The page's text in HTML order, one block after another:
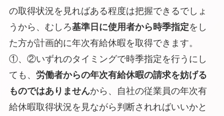
の取得状況を見ればある程度は把握できるでしょ
うから、むしろ基準日に使用者から時季指定をし
た方が計画的に年次有給休暇を取得できます。
①、②いずれのタイミングで時季指定を行うにし
ても、 労働者からの年次有給休暇の請求を妨げる
ものではありませんから、自社の従業員の年次有
給休暇取得状況を見ながら判断されればいいかと